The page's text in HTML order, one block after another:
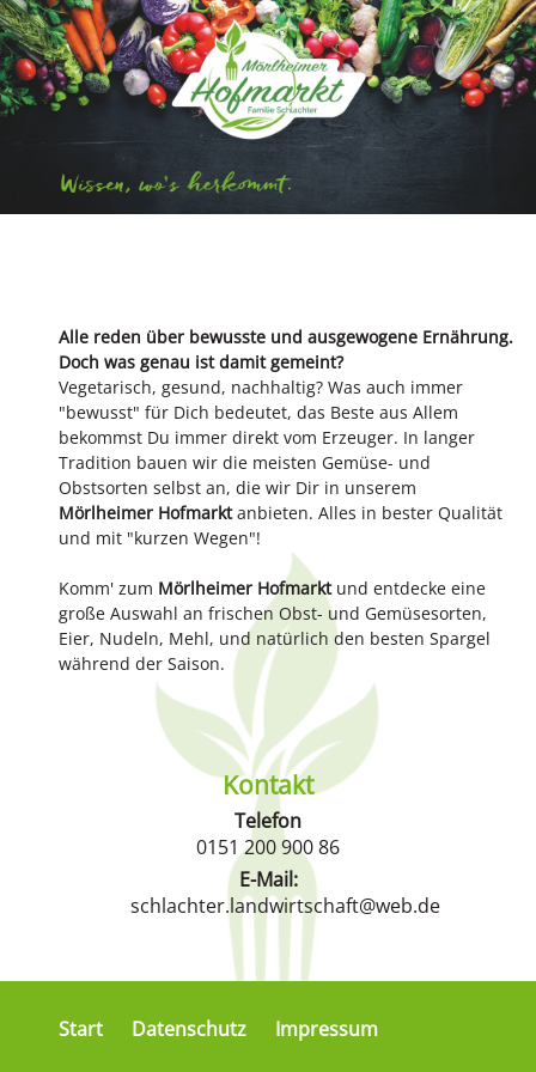
Alle reden über bewusste und ausgewogene Ernährung.
Doch was genau ist damit gemeint?
Vegetarisch, gesund, nachhaltig? Was auch immer
"bewusst" für Dich bedeutet, das Beste aus Allem
bekommst Du immer direkt vom Erzeuger. In langer
Tradition bauen wir die meisten Gemüse- und
Obstsorten selbst an, die wir Dir in unserem
Mörlheimer Hofmarktanbieten. Alles in bester Qualität
und mit "kurzen Wegen"!
Komm' zum Mörlheimer Hofmarktund entdecke eine
große Auswahl an frischen Obst- und Gemüsesorten,
Eier, Nudeln, Mehl, und natürlich den besten Spargel
während der Saison.
Kontakt
Telefon
0151 200 900 86
E-Mail:
schlachter.landwirtschaft@web.de
Start Datenschutz Impressum